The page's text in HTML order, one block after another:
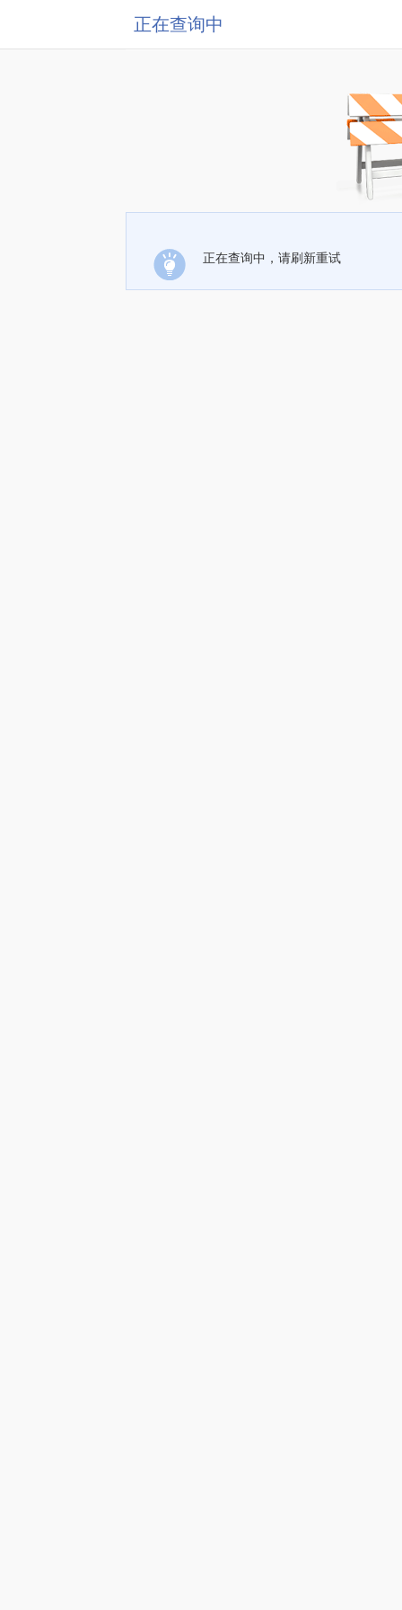
正在查询中
正在查询中，请刷新重试